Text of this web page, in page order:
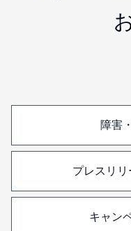
障害
プレスリ
キャン